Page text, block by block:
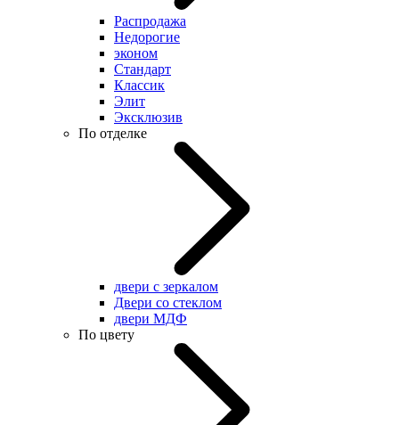
Распродажа
Недорогие
эконом
Стандарт
Классик
Элит
Эксклюзив
По отделке
двери с зеркалом
Двери со стеклом
двери МДФ
По цвету